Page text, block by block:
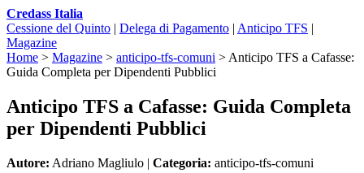
Credass Italia
Cessione del Quinto | Delega di Pagamento | Anticipo TFS |
Magazine
Home > Magazine > anticipo-tfs-comuni > Anticipo TFS a Cafasse:
Guida Completa per Dipendenti Pubblici
Anticipo TFS a Cafasse: Guida Completa
per Dipendenti Pubblici
Autore: Adriano Magliulo | Categoria: anticipo-tfs-comuni